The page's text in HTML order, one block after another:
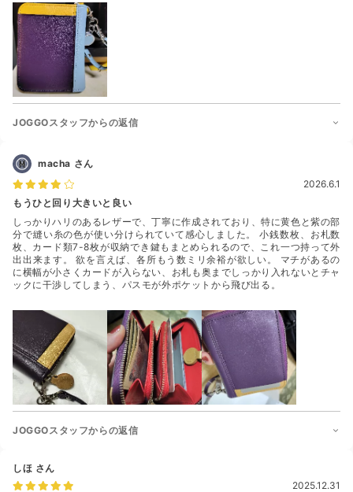
JOGGOスタッフからの返信
macha さん
2026.6.1
もうひと回り大きいと良い
しっかりハリのあるレザーで、丁寧に作成されており、特に黄色と紫の部
分で縫い糸の色が使い分けられていて感心しました。 小銭数枚、お札数
枚、カード類7-8枚が収納でき鍵もまとめられるので、これ一つ持って外
出出来ます。 欲を言えば、各所もう数ミリ余裕が欲しい。 マチがあるの
に横幅が小さくカードが入らない、お札も奥までしっかり入れないとチャ
ックに干渉してしまう、パスモが外ポケットから飛び出る。
JOGGOスタッフからの返信
しほ さん
2025.12.31